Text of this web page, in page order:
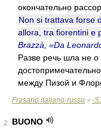
окончательно
Non si trattava forse
allora, tra fiorentini e
Brazzà, «Da
Разве речь шла не
между Пизой и
Frasario italiano-russo > -
2
BUONO